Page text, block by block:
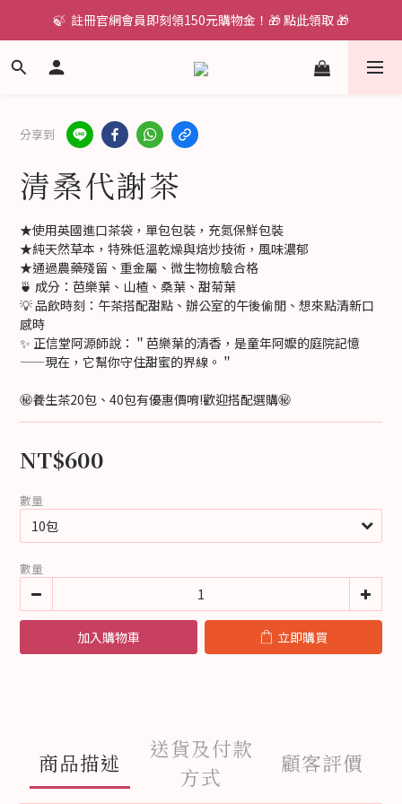
🍃  註冊官網會員即刻領150元購物金！🎁 點此領取 🎁
分享到
清桑代謝茶
★使用英國進口茶袋，單包包裝，充氮保鮮包裝
★純天然草本，特殊低溫乾燥與焙炒技術，風味濃郁
★通過農藥殘留、重金屬、微生物檢驗合格
🍵 成分：芭樂葉、山楂、桑葉、甜菊葉
💡 品飲時刻：午茶搭配甜點、辦公室的午後偷閒、想來點清新口
感時
✨ 正信堂阿源師說：＂芭樂葉的清香，是童年阿嬤的庭院記憶
——現在，它幫你守住甜蜜的界線。＂
㊙️養生茶20包、40包有優惠價唷!歡迎搭配選購㊙️
NT$600
數量
數量
加入購物車 立即購買
商品描述
送貨及付款
方式
顧客評價